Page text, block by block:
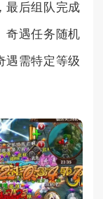
最后组队完成
奇遇任务随机
遇需特定等级